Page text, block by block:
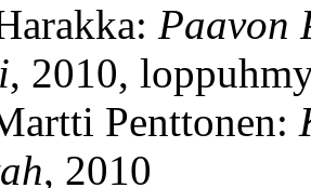
Paavon
, 2010,
Penttonen:
, 2010